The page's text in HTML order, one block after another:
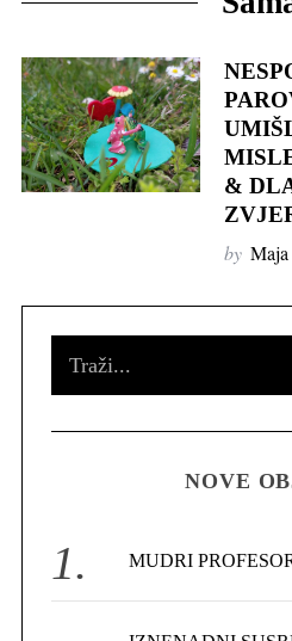
&
by Maja
o
NOVE
MUDRI